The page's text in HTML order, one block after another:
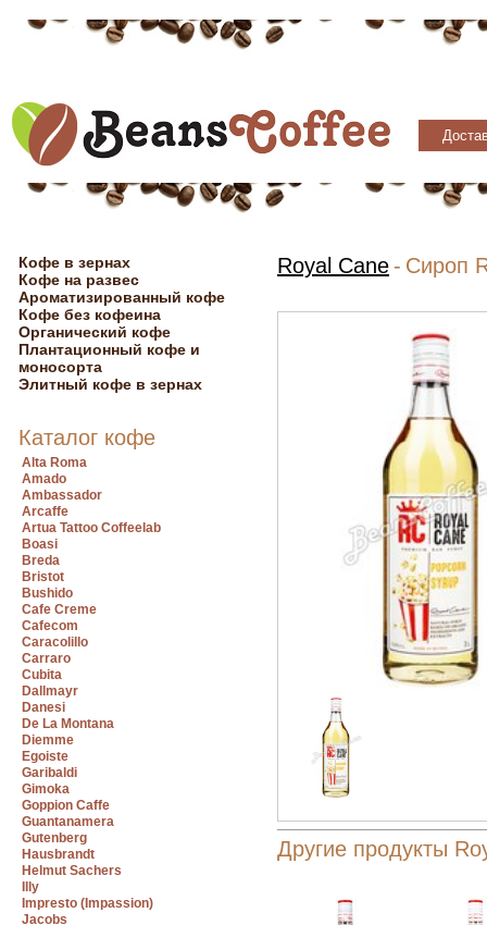
Кофе в зернах
Кофе на развес
Ароматизированный кофе
Кофе без кофеина
Органический кофе
Плантационный кофе и
моносорта
Элитный кофе в зернах
Каталог кофе
Alta Roma
Amado
Ambassador
Arcaffe
Artua Tattoo Coffeelab
Boasi
Breda
Bristot
Bushido
Cafe Creme
Cafecom
Caracolillo
Carraro
Cubita
Dallmayr
Danesi
De La Montana
Diemme
Egoiste
Garibaldi
Gimoka
Goppion Caffe
Guantanamera
Gutenberg
Hausbrandt
Helmut Sachers
Illy
Impresto (Impassion)
Jacobs
Royal Cane - Сироп
Другие продукты